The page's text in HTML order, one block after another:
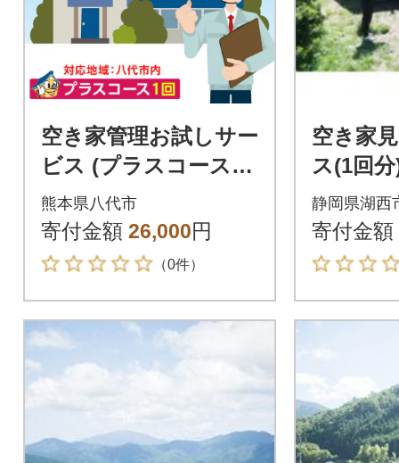
空き家管理お試しサー
ビス (プラスコース1
回) 八代 市内限定 空
家 管理 保守 _279-669
1
熊本県八代市
寄付金額 26,000円
（0件）
空き家
ス(1回
静岡県湖西
寄付金額